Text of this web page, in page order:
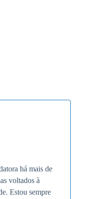
há mais de
voltados à
Estou sempre